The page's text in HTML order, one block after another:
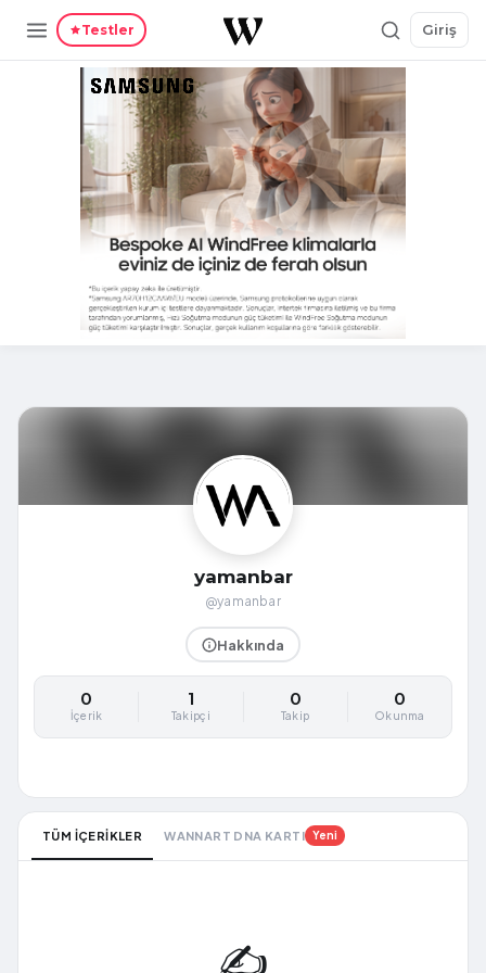
Testler Giriş
yamanbar
@yamanbar
Hakkında
0
İçerik
1
Takipçi
0
Takip
0
Okunma
TÜM İÇERİKLER WANNART DNA KARTI Yeni
✍️